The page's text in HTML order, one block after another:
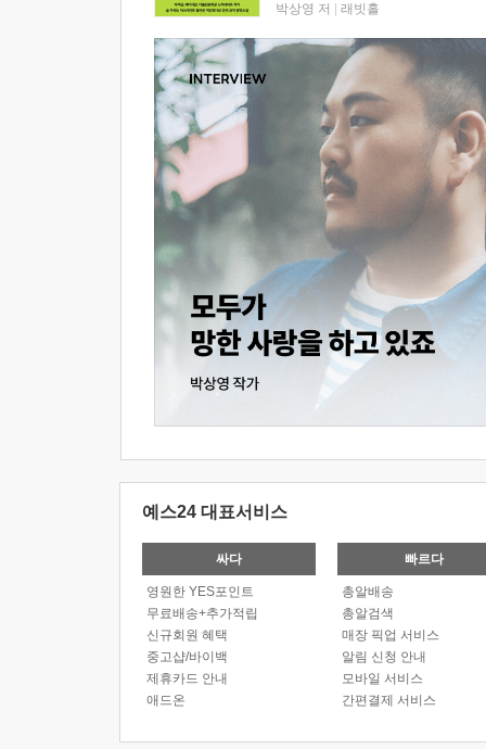
박상영 저 래빗홀
예스24 대표서비스
싸다
영원한 YES포인트
무료배송+추가적립
신규회원 혜택
중고샵/바이백
제휴카드 안내
애드온
빠르다
총알배송
총알검색
매장 픽업 서비스
알림 신청 안내
모바일 서비스
간편결제 서비스